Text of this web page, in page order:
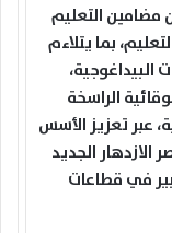
مضامين التعليم
بما يتلاءم
البيداغوجية،
الراسخة
عبر تعزيز الأسس
الجديد
في قطاعات